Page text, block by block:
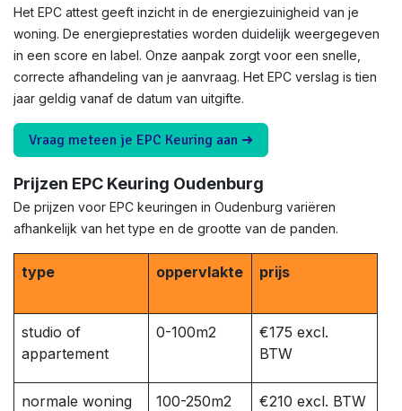
Het EPC attest geeft inzicht in de energiezuinigheid van je
woning. De energieprestaties worden duidelijk weergegeven
in een score en label. Onze aanpak zorgt voor een snelle,
correcte afhandeling van je aanvraag. Het EPC verslag is tien
jaar geldig vanaf de datum van uitgifte.
Vraag meteen je EPC Keuring aan ➜
Prijzen EPC Keuring Oudenburg
De prijzen voor EPC keuringen in Oudenburg variëren
afhankelijk van het type en de grootte van de panden.
type oppervlakte prijs
studio of
appartement
0-100m2
€175 excl.
BTW
normale woning 100-250m2 €210 excl. BTW